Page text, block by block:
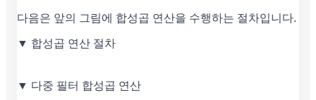
다음은 앞의 그림에 합성곱 연산을 수행하는 절차입니다.
▼ 합성곱 연산 절차
▼ 다중 필터 합성곱 연산